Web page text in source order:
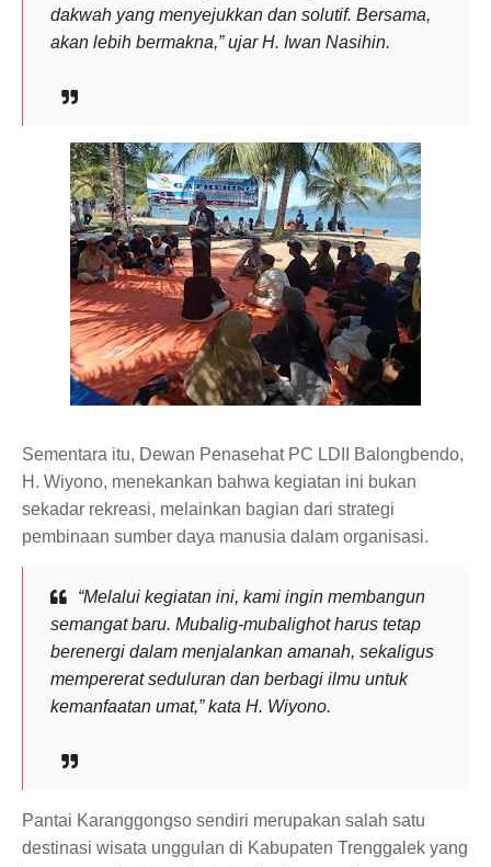
dakwah yang menyejukkan dan solutif. Bersama,
akan lebih bermakna,” ujar H. Iwan Nasihin.
Sementara itu, Dewan Penasehat PC LDII Balongbendo,
H. Wiyono, menekankan bahwa kegiatan ini bukan
sekadar rekreasi, melainkan bagian dari strategi
pembinaan sumber daya manusia dalam organisasi.
“Melalui kegiatan ini, kami ingin membangun
semangat baru. Mubalig-mubalighot harus tetap
berenergi dalam menjalankan amanah, sekaligus
mempererat seduluran dan berbagi ilmu untuk
kemanfaatan umat,” kata H. Wiyono.
Pantai Karanggongso sendiri merupakan salah satu
destinasi wisata unggulan di Kabupaten Trenggalek yang